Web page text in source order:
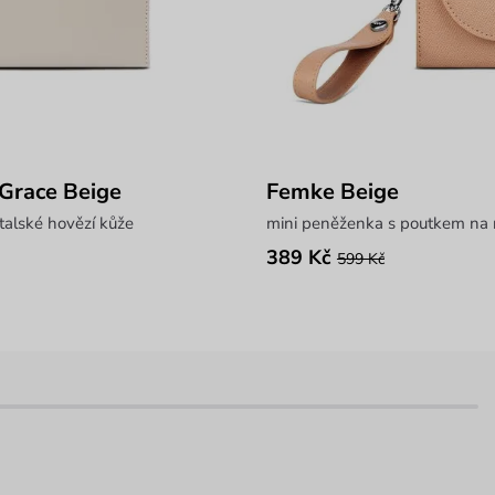
Beige
hovězí kůže
Femke Beige
mini peněženka s poutkem na
389 Kč 599 Kč